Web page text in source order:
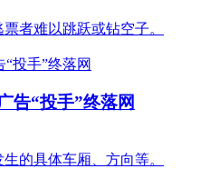
者难以跳跃或钻空子。
告“投手”终落网
的具体车厢、方向等。